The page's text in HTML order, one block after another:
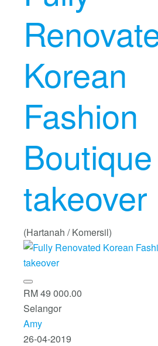
Korean
Fashion
takeover
(Hartanah / Komersil)
RM 49 000.00
Selangor
Amy
26-04-2019